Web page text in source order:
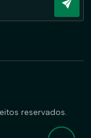
reservados.